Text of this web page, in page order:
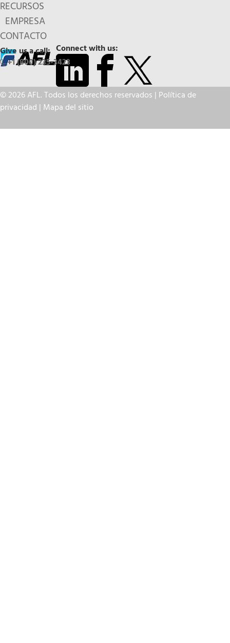
RECURSOS
EMPRESA
CONTACTO
Connect with us:
Give us a call:
+1 (800) 235-3423
© 2026 AFL. Todos los derechos reservados | Política de
privacidad | Mapa del sitio